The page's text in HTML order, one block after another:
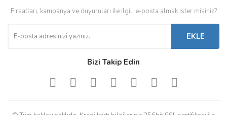
Fırsatları, kampanya ve duyuruları ile ilgili e-posta almak ister misiniz?
EKLE
Bizi Takip Edin